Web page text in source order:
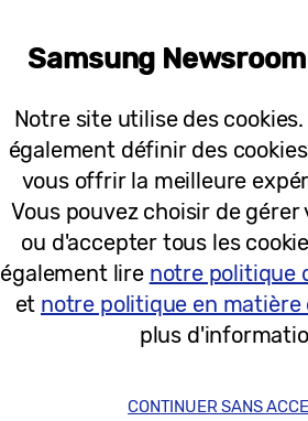
Communiqués de
Le Galaxy Z Flip3
502 pliages
15-06-2022
Communiqués de
[Vidéo] Dans les
Samsung
Notre site utilise des
également définir des
vous offrir la meilleure
Vous pouvez choisir de
ou d'accepter tous les
également lire notre politique
et notre politique en matière
plus
CONTINUER SANS